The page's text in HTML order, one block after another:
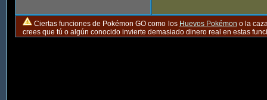
Ciertas funciones de Pokémon GO como los Huevos Pokémon o la
crees que tú o algún conocido invierte demasiado dinero real en estas